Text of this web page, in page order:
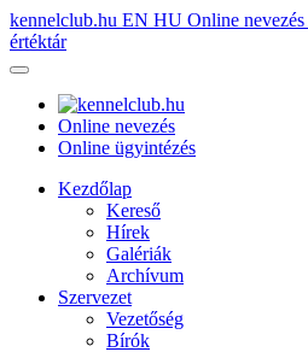
kennelclub.hu EN HU Online nevezés
értéktár
Online nevezés
Online ügyintézés
Kezdőlap
Kereső
Hírek
Galériák
Archívum
Szervezet
Vezetőség
Bírók